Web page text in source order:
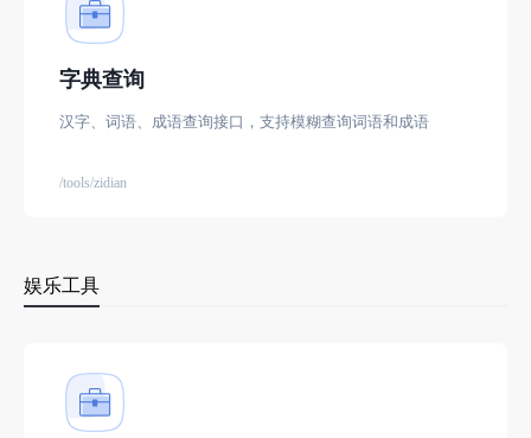
字典查询
汉字、词语、成语查询接口，支持模糊查询词语和成语
/tools/zidian
娱乐工具